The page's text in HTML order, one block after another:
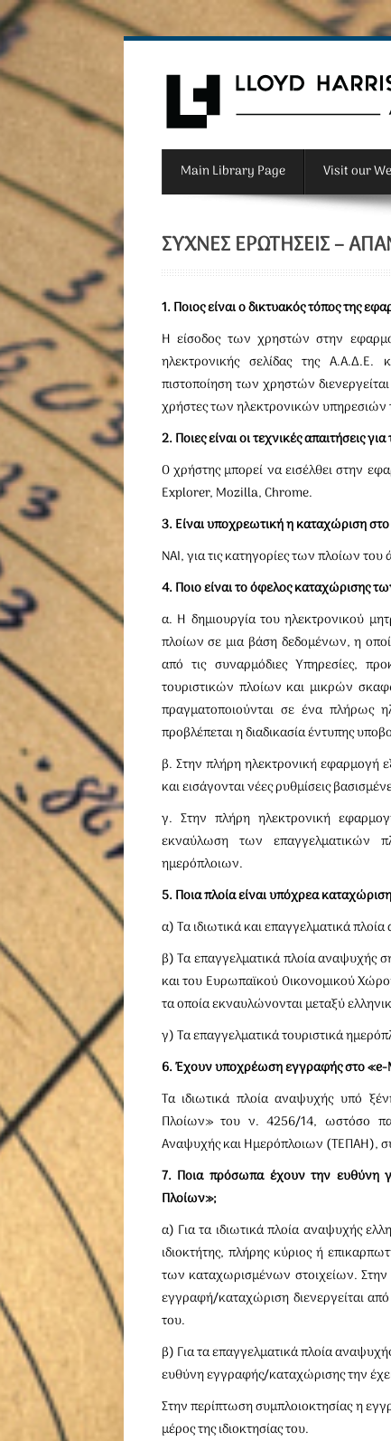
Main Library Page Visit our
ΣΥΧΝΈΣ ΕΡΩΤΉΣΕΙΣ –
1. Ποιος είναι ο δικτυακός τόπος της
Η είσοδος των χρηστών στην
ηλεκτρονικής σελίδας της Α.Α.Δ.Ε.
πιστοποίηση των χρηστών
χρήστες των ηλεκτρονικών υπηρεσιών
2. Ποιες είναι οι τεχνικές
Ο χρήστης μπορεί να εισέλθει στην
Εxplorer, Mozilla, Chrome.
3. Είναι υποχρεωτική η καταχώριση
ΝΑΙ, για τις κατηγορίες των πλοίων
4. Ποιο είναι το όφελος καταχώρισης
α. Η δημιουργία του ηλεκτρονικού
πλοίων σε μια βάση δεδομένων, η
από τις συναρμόδιες Υπηρεσίες,
τουριστικών πλοίων και μικρών
πραγματοποιούνται σε ένα πλήρως
προβλέπεται η διαδικασία έντυπης
β. Στην πλήρη ηλεκτρονική εφαρμογή
και εισάγονται νέες ρυθμίσεις
γ. Στην πλήρη ηλεκτρονική
εκναύλωση των επαγγελματικών
ημερόπλοιων.
5. Ποια πλοία είναι υπόχρεα
α) Τα ιδιωτικά και επαγγελματικά
β) Τα επαγγελματικά πλοία αναψυχής
και του Ευρωπαϊκού Οικονομικού
τα οποία εκναυλώνονται μεταξύ
γ) Τα επαγγελματικά τουριστικά
6. Έχουν υποχρέωση εγγραφής στο «e-
Τα ιδιωτικά πλοία αναψυχής υπό
Πλοίων» του ν. 4256/14, ωστόσο
Αναψυχής και Ημερόπλοιων (ΤΕΠΑΗ),
7. Ποια πρόσωπα έχουν την ευθύνη
Πλοίων»;
α) Για τα ιδιωτικά πλοία αναψυχής
ιδιοκτήτης, πλήρης κύριος ή
των καταχωρισμένων στοιχείων. Στην
εγγραφή/καταχώριση διενεργείται
του.
β) Για τα επαγγελματικά πλοία
ευθύνη εγγραφής/καταχώρισης την
Στην περίπτωση συμπλοιοκτησίας η
μέρος της ιδιοκτησίας του.